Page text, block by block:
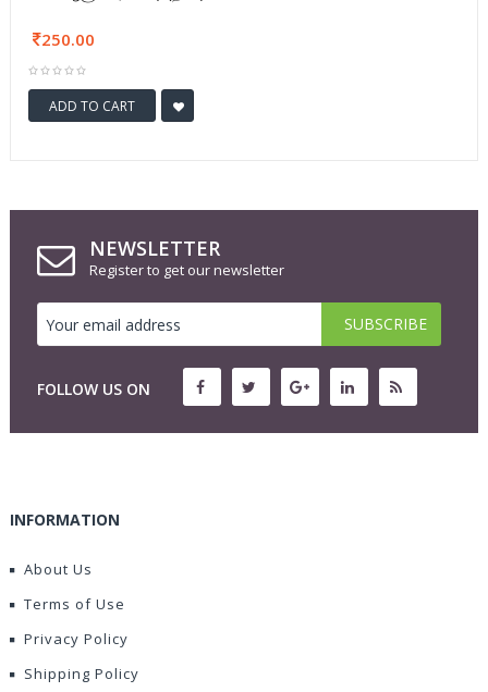
250.00
ADD TO CART
NEWSLETTER
Register to get our newsletter
FOLLOW US ON
INFORMATION
About Us
Terms of Use
Privacy Policy
Shipping Policy